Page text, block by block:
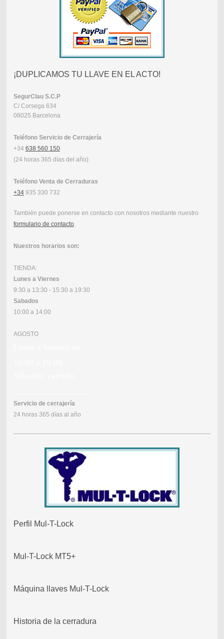
¡DUPLICAMOS TU LLAVE EN EL ACTO!
SegurClau S.C.P
C/ Corsega 634
08025 Barcelona
Teléfono Servicio de Cerrajería
+34 638 560 150
(24 horas 365 días del año)
Teléfono Venta de Cerraduras
+34935 330 732
También puede ponerse en contacto con nosotros mediante nuestro
formulario de contacto.
Nuestros horarios son:
TIENDA:
Lunes a Viernes
9:30 a 13:30 - 15:30 a 19:30
Sabados
10:00 a 14:00
AGOSTO
Servicio de cerrajería
24 horas 365 días al año
Perfil Mul-T-Lock
Mul-T-Lock MT5+
Máquina llaves Mul-T-Lock
Historia de la cerradura